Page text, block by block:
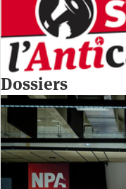
Dossiers